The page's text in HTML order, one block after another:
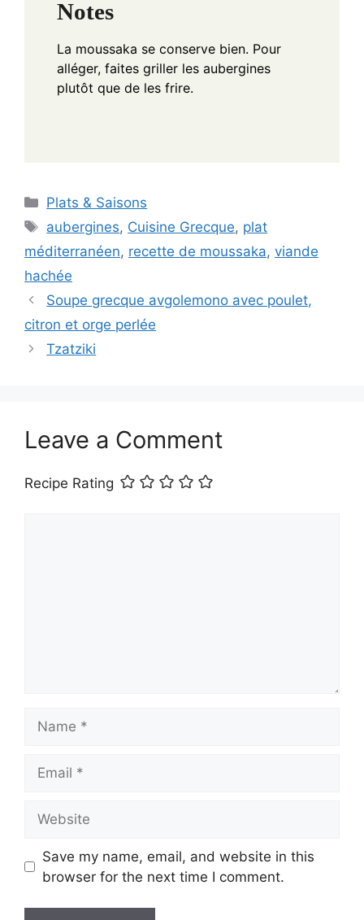
Notes
La moussaka se conserve bien. Pour
alléger, faites griller les aubergines
plutôt que de les frire.
Categories
Plats & Saisons
Tags
aubergines, Cuisine Grecque, plat
méditerranéen, recette de moussaka, viande
hachée
Soupe grecque avgolemono avec poulet,
citron et orge perlée
Tzatziki
Leave a Comment
Recipe Rating
Save my name, email, and website in this
browser for the next time I comment.